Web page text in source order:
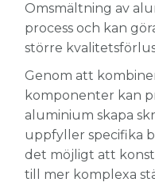
Omsmältning av
process och kan
större
Genom att
komponenter kan
aluminium skapa
uppfyller specifika
det möjligt att
till mer komplexa